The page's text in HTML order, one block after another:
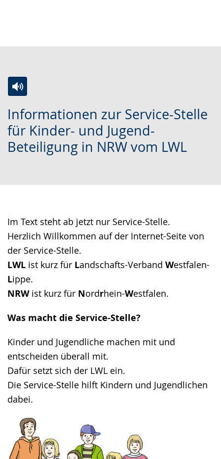
Leichten
Sprache
wechseln.
Audio-
Unterstützung.
Video
in
Deutscher
angezeigt.
Informationen zur Service-Stelle
für Kinder- und Jugend-
Beteiligung in NRW vom LWL
Im Text steht ab jetzt nur Service-Stelle.
Herzlich Willkommen auf der Internet-Seite von
der Service-Stelle.
LWL ist kurz für Landschafts-Verband Westfalen-
Lippe.
NRWist kurz für Nordrhein-Westfalen.
Was macht die Service-Stelle?
Kinder und Jugendliche machen mit und
entscheiden überall mit.
Dafür setzt sich der LWL ein.
Die Service-Stelle hilft Kindern und Jugendlichen
dabei.